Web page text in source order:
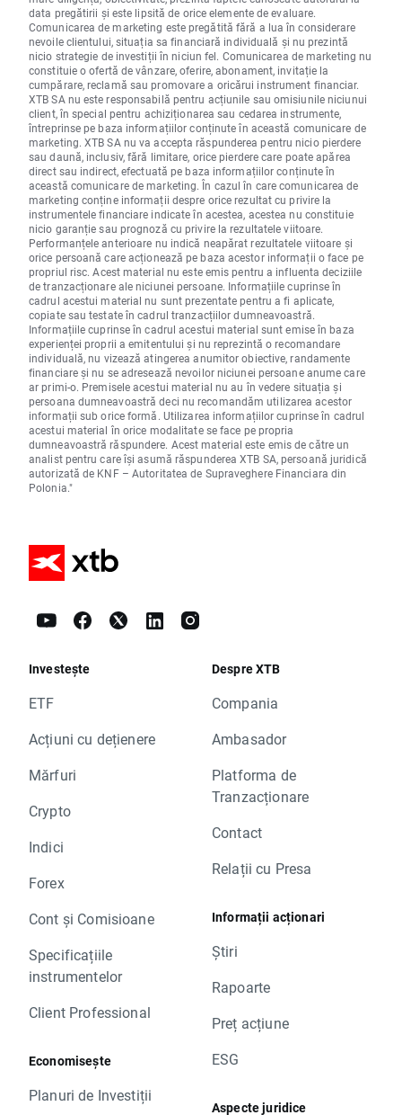
data pregătirii și este lipsită de orice elemente de evaluare.
Comunicarea de marketing este pregătită fără a lua în considerare
nevoile clientului, situația sa financiară individuală și nu prezintă
nicio strategie de investiții în niciun fel. Comunicarea de marketing nu
constituie o ofertă de vânzare, oferire, abonament, invitație la
cumpărare, reclamă sau promovare a oricărui instrument financiar.
XTB SA nu este responsabilă pentru acțiunile sau omisiunile niciunui
client, în special pentru achiziționarea sau cedarea instrumente,
întreprinse pe baza informațiilor conținute în această comunicare de
marketing. XTB SA nu va accepta răspunderea pentru nicio pierdere
sau daună, inclusiv, fără limitare, orice pierdere care poate apărea
direct sau indirect, efectuată pe baza informațiilor conținute în
această comunicare de marketing. În cazul în care comunicarea de
marketing conține informații despre orice rezultat cu privire la
instrumentele financiare indicate în acestea, acestea nu constituie
nicio garanție sau prognoză cu privire la rezultatele viitoare.
Performanțele anterioare nu indică neapărat rezultatele viitoare și
orice persoană care acționează pe baza acestor informații o face pe
propriul risc. Acest material nu este emis pentru a influenta deciziile
de tranzacționare ale niciunei persoane. Informațiile cuprinse în
cadrul acestui material nu sunt prezentate pentru a fi aplicate,
copiate sau testate în cadrul tranzacțiilor dumneavoastră.
Informațiile cuprinse în cadrul acestui material sunt emise în baza
experienței proprii a emitentului și nu reprezintă o recomandare
individuală, nu vizează atingerea anumitor obiective, randamente
financiare și nu se adresează nevoilor niciunei persoane anume care
ar primi-o. Premisele acestui material nu au în vedere situația și
persoana dumneavoastră deci nu recomandăm utilizarea acestor
informații sub orice formă. Utilizarea informațiilor cuprinse în cadrul
acestui material în orice modalitate se face pe propria
dumneavoastră răspundere. Acest material este emis de către un
analist pentru care își asumă răspunderea XTB SA, persoană juridică
autorizată de KNF – Autoritatea de Supraveghere Financiara din
Polonia."
Investește
ETF
Acțiuni cu dețienere
Mărfuri
Crypto
Indici
Forex
Cont și Comisioane
Specificațiile
instrumentelor
Client Professional
Economisește
Planuri de Investiții
Despre XTB
Compania
Ambasador
Platforma de
Tranzacționare
Contact
Relații cu Presa
Informații acționari
Știri
Rapoarte
Preț acțiune
ESG
Aspecte juridice